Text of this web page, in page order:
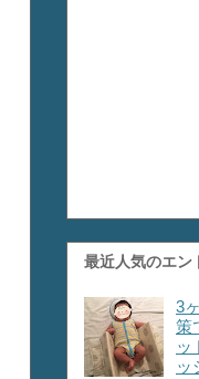
最近人気のエン
3
策
ッ
ッ